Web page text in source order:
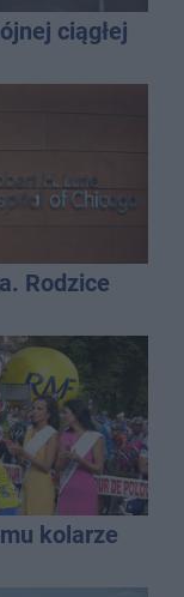
ciągłej
Rodzice
kolarze